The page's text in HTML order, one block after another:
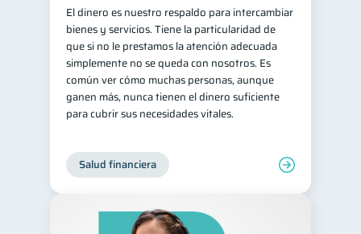
El dinero es nuestro respaldo para intercambiar
bienes y servicios. Tiene la particularidad de
que si no le prestamos la atención adecuada
simplemente no se queda con nosotros. Es
común ver cómo muchas personas, aunque
ganen más, nunca tienen el dinero suficiente
para cubrir sus necesidades vitales.
Salud financiera